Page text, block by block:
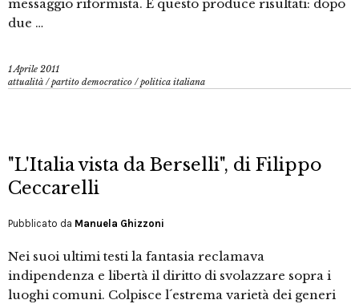
messaggio riformista. E questo produce risultati: dopo
due …
1 Aprile 2011
attualità /partito democratico /politica italiana
"L'Italia vista da Berselli", di Filippo
Ceccarelli
Pubblicato da Manuela Ghizzoni
Nei suoi ultimi testi la fantasia reclamava
indipendenza e libertà il diritto di svolazzare sopra i
luoghi comuni. Colpisce l´estrema varietà dei generi